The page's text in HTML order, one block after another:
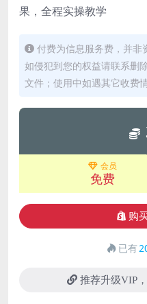
果，全程实操教学
付费为信息服务费，并非
如侵犯到您的权益请联系删
文件；使用中如遇其它收费
会员
免费
购
已有
推荐升级VIP